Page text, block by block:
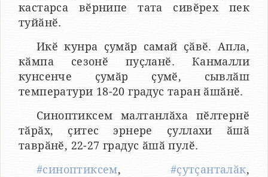
кастарса вӗрнипе тата сивӗрех пек
туйӑнӗ.
Икӗ кунра ҫумӑр самай ҫӑвӗ. Апла,
кӑмпа сезонӗ пуҫланӗ. Канмалли
кунсенче ҫумӑр ҫумӗ, сывлӑш
температури 18-20 градус таран ӑшӑнӗ.
Синоптиксем малтанлӑха пӗлтернӗ
тӑрӑх, ҫитес эрнере ҫуллахи ӑшӑ
таврӑнӗ, 22-27 градус ӑшӑ пулӗ.
#синоптиксем, #ҫутҫанталӑк,